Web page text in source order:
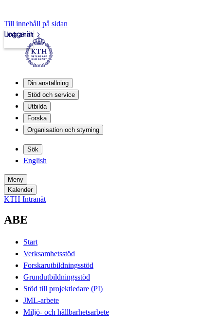
Till innehåll på sidan
Intranät
Logga in
Din anställning
Stöd och service
Utbilda
Forska
Organisation och styrning
Sök
English
Meny
Kalender
KTH Intranät
ABE
Start
Verksamhetsstöd
Forskarutbildningsstöd
Grundutbildningsstöd
Stöd till projektledare (PI)
JML-arbete
Miljö- och hållbarhetsarbete